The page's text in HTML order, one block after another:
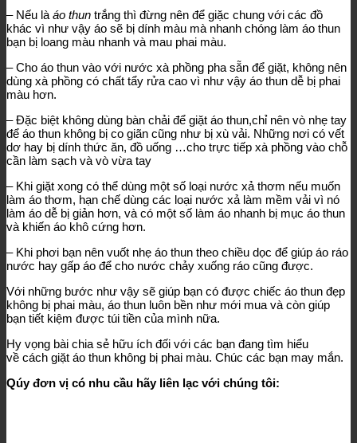
– Nếu làáo thun trắng thì đừng nên để giặc chung với các đồ
khác vì như vậy áo sẽ bị dính màu mà nhanh chóng làm áo thun
bạn bị loang màu nhanh và mau phai màu.
– Cho áo thun vào với nước xà phồng pha sẵn để giặt, không nên
dùng xà phồng có chất tẩy rửa cao vì như vậy áo thun dễ bị phai
màu hơn.
– Đặc biệt không dùng bàn chải để giặt áo thun,chỉ nên vò nhẹ tay
để áo thun không bị co giãn cũng như bị xù vải. Những nơi có vết
dơ hay bị dính thức ăn, đồ uống …cho trực tiếp xà phồng vào chỗ
cần làm sạch và vò vừa tay
– Khi giặt xong có thể dùng một số loại nước xả thơm nếu muốn
làm áo thơm, hạn chế dùng các loại nước xả làm mềm vải vì nó
làm áo dễ bị giản hơn, và có một số làm áo nhanh bị mục áo thun
và khiến áo khô cứng hơn.
– Khi phơi bạn nên vuốt nhẹ áo thun theo chiều dọc để giúp áo ráo
nước hay gấp áo để cho nước chảy xuống ráo cũng được.
Với những bước như vậy sẽ giúp bạn có được chiếc áo thun đẹp
không bị phai màu, áo thun luôn bền như mới mua và còn giúp
bạn tiết kiệm được túi tiền của mình nữa.
Hy vọng bài chia sẻ hữu ích đối với các bạn đang tìm hiểu
về cách giặt áo thun không bị phai màu. Chúc các bạn may mắn.
Qúy đơn vị có nhu cầu hãy liên lạc với chúng tôi: